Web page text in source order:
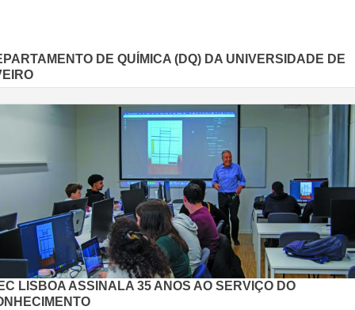
DE QUÍMICA (DQ) DA UNIVERSIDADE DE
LISBOA ASSINALA 35 ANOS AO SERVIÇO DO